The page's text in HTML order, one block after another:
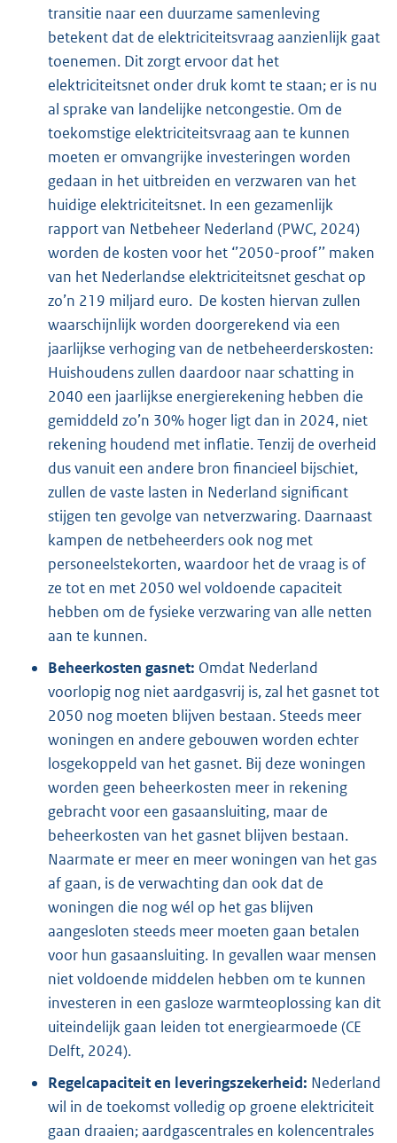
transitie naar een duurzame samenleving
betekent dat de elektriciteitsvraag aanzienlijk gaat
toenemen. Dit zorgt ervoor dat het
elektriciteitsnet onder druk komt te staan; er is nu
al sprake van landelijke netcongestie. Om de
toekomstige elektriciteitsvraag aan te kunnen
moeten er omvangrijke investeringen worden
gedaan in het uitbreiden en verzwaren van het
huidige elektriciteitsnet. In een gezamenlijk
rapport van Netbeheer Nederland (PWC, 2024)
worden de kosten voor het ‘’2050-proof’’ maken
van het Nederlandse elektriciteitsnet geschat op
zo’n 219 miljard euro. De kosten hiervan zullen
waarschijnlijk worden doorgerekend via een
jaarlijkse verhoging van de netbeheerderskosten:
Huishoudens zullen daardoor naar schatting in
2040 een jaarlijkse energierekening hebben die
gemiddeld zo’n 30% hoger ligt dan in 2024, niet
rekening houdend met inflatie. Tenzij de overheid
dus vanuit een andere bron financieel bijschiet,
zullen de vaste lasten in Nederland significant
stijgen ten gevolge van netverzwaring. Daarnaast
kampen de netbeheerders ook nog met
personeelstekorten, waardoor het de vraag is of
ze tot en met 2050 wel voldoende capaciteit
hebben om de fysieke verzwaring van alle netten
aan te kunnen.
Beheerkosten gasnet: Omdat Nederland
voorlopig nog niet aardgasvrij is, zal het gasnet tot
2050 nog moeten blijven bestaan. Steeds meer
woningen en andere gebouwen worden echter
losgekoppeld van het gasnet. Bij deze woningen
worden geen beheerkosten meer in rekening
gebracht voor een gasaansluiting, maar de
beheerkosten van het gasnet blijven bestaan.
Naarmate er meer en meer woningen van het gas
af gaan, is de verwachting dan ook dat de
woningen die nog wél op het gas blijven
aangesloten steeds meer moeten gaan betalen
voor hun gasaansluiting. In gevallen waar mensen
niet voldoende middelen hebben om te kunnen
investeren in een gasloze warmteoplossing kan dit
uiteindelijk gaan leiden tot energiearmoede (CE
Delft, 2024).
Regelcapaciteit en leveringszekerheid: Nederland
wil in de toekomst volledig op groene elektriciteit
gaan draaien; aardgascentrales en kolencentrales